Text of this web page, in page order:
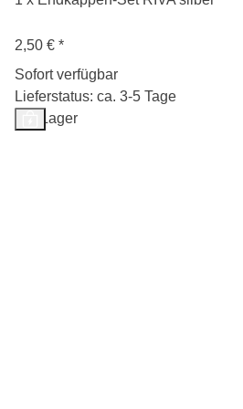
2,50 € *
Sofort verfügbar
Lieferstatus: ca. 3-5 Tage
Auf Lager